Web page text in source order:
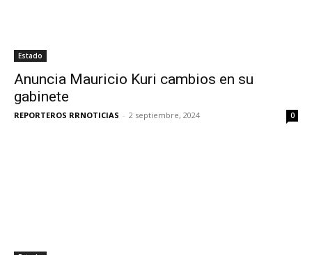
Estado
Anuncia Mauricio Kuri cambios en su
gabinete
REPORTEROS RRNOTICIAS - 2 septiembre, 2024 0